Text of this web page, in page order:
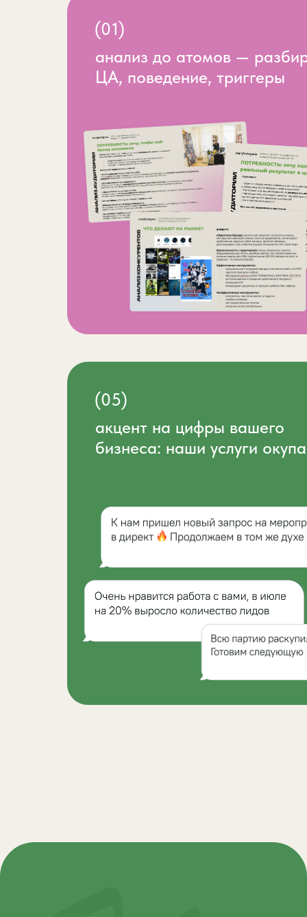
(05)
акцент на цифры вашего
бизнеса: наши услуги
(01)
анализ до атомов —
ЦА, поведение, триггеры